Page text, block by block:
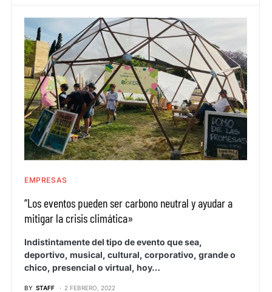
EMPRESAS
“Los eventos pueden ser carbono neutral y ayudar a
mitigar la crisis climática»
Indistintamente del tipo de evento que sea,
deportivo, musical, cultural, corporativo, grande o
chico, presencial o virtual, hoy…
BY STAFF 2 FEBRERO, 2022